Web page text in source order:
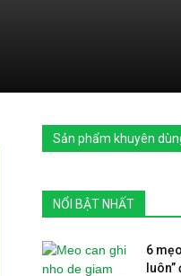
Sản phẩm khuyên
NỔI BẬT NHẤT
6